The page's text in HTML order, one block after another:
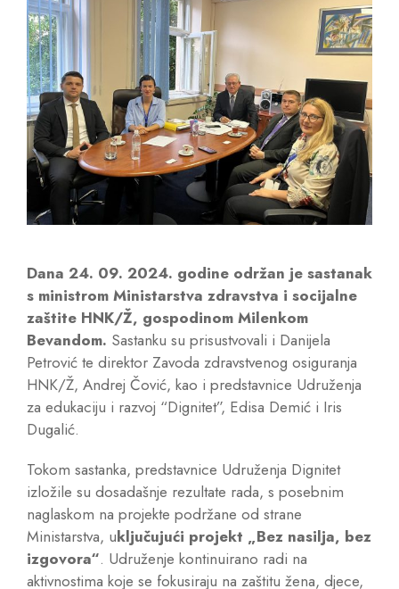
Dana 24. 09. 2024. godine održan je sastanak
s ministrom Ministarstva zdravstva i socijalne
zaštite HNK/Ž, gospodinom Milenkom
Bevandom. Sastanku su prisustvovali i Danijela
Petrović te direktor Zavoda zdravstvenog osiguranja
HNK/Ž, Andrej Čović, kao i predstavnice Udruženja
za edukaciju i razvoj “Dignitet”, Edisa Demić i Iris
Dugalić.
Tokom sastanka, predstavnice Udruženja Dignitet
izložile su dosadašnje rezultate rada, s posebnim
naglaskom na projekte podržane od strane
Ministarstva, uključujući projekt „Bez nasilja, bez
izgovora“. Udruženje kontinuirano radi na
aktivnostima koje se fokusiraju na zaštitu žena, djece,